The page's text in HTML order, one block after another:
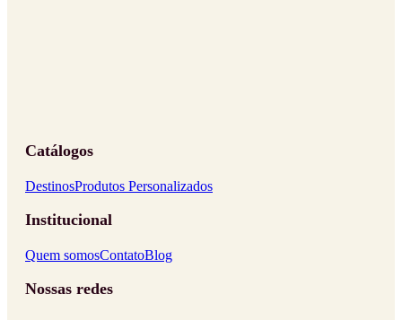
Catálogos
DestinosProdutos Personalizados
Institucional
Quem somosContatoBlog
Nossas redes